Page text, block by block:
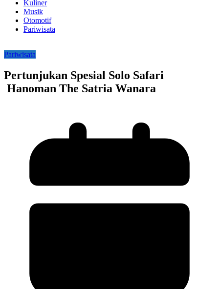
Kuliner
Musik
Otomotif
Pariwisata
Pariwisata
Pertunjukan Spesial Solo Safari
Hanoman The Satria Wanara